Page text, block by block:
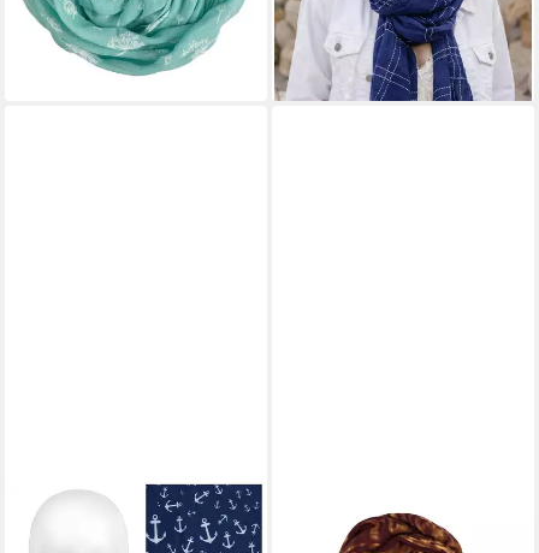
22,95 €
lieferbar - in 3-4 Werktagen bei dir
+12
GOODMAN DESIGN
Loop Multifunktionstuch
GOODMAN DESIGN
Modeschal Batik-Schal Unisex